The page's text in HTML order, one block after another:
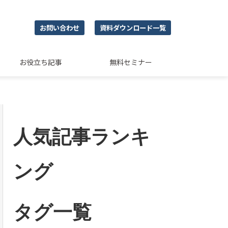
お問い合わせ 資料ダウンロード一覧
お役立ち記事 無料セミナー
人気記事ランキ
ング
タグ一覧